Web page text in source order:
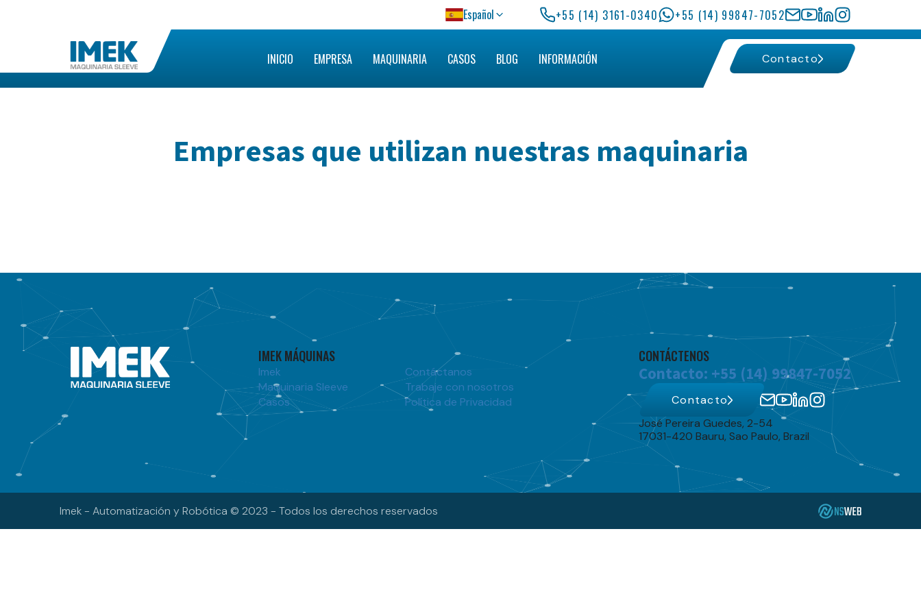
Español +55 (14) 3161-0340 +55 (14) 99847-7052
INICIO EMPRESA MAQUINARIA CASOS BLOG INFORMACIÓN Contacto
Empresas que utilizan nuestras maquinaria
IMEK MÁQUINAS
Imek
Contáctanos
Maquinaria Sleeve
Trabaje con nosotros
Casos
Política de Privacidad
CONTÁCTENOS
Contacto: +55 (14) 99847-7052
Contacto
José Pereira Guedes, 2-54
17031-420 Bauru, Sao Paulo, Brazil
Imek - Automatización y Robótica © 2023 - Todos los derechos reservados